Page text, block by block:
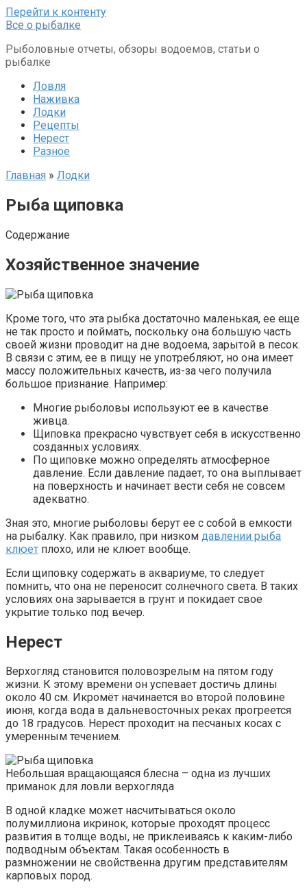
Перейти к контенту
Все о рыбалке
Рыболовные отчеты, обзоры водоемов, статьи о
рыбалке
Ловля
Наживка
Лодки
Рецепты
Нерест
Разное
Главная » Лодки
Рыба щиповка
Содержание
Хозяйственное значение
Кроме того, что эта рыбка достаточно маленькая, ее еще
не так просто и поймать, поскольку она большую часть
своей жизни проводит на дне водоема, зарытой в песок.
В связи с этим, ее в пищу не употребляют, но она имеет
массу положительных качеств, из-за чего получила
большое признание. Например:
Многие рыболовы используют ее в качестве
живца.
Щиповка прекрасно чувствует себя в искусственно
созданных условиях.
По щиповке можно определять атмосферное
давление. Если давление падает, то она выплывает
на поверхность и начинает вести себя не совсем
адекватно.
Зная это, многие рыболовы берут ее с собой в емкости
на рыбалку. Как правило, при низком давлении рыба
клюет плохо, или не клюет вообще.
Если щиповку содержать в аквариуме, то следует
помнить, что она не переносит солнечного света. В таких
условиях она зарывается в грунт и покидает свое
укрытие только под вечер.
Нерест
Верхогляд становится половозрелым на пятом году
жизни. К этому времени он успевает достичь длины
около 40 см. Икромёт начинается во второй половине
июня, когда вода в дальневосточных реках прогреется
до 18 градусов. Нерест проходит на песчаных косах с
умеренным течением.
Небольшая вращающаяся блесна – одна из лучших
приманок для ловли верхогляда
В одной кладке может насчитываться около
полумиллиона икринок, которые проходят процесс
развития в толще воды, не приклеиваясь к каким-либо
подводным объектам. Такая особенность в
размножении не свойственна другим представителям
карповых пород.